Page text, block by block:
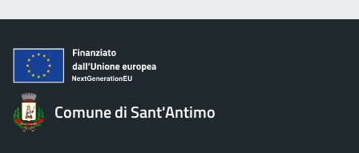
Comune di Sant'Antimo